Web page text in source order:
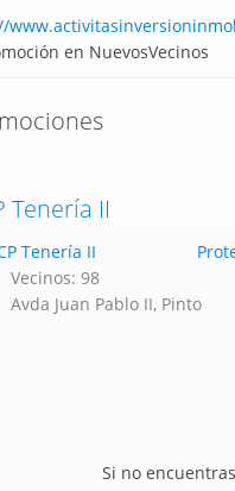
en NuevosVecinos
Tenería II
Vecinos: 98
Avda Juan Pablo II, Pinto
Si no